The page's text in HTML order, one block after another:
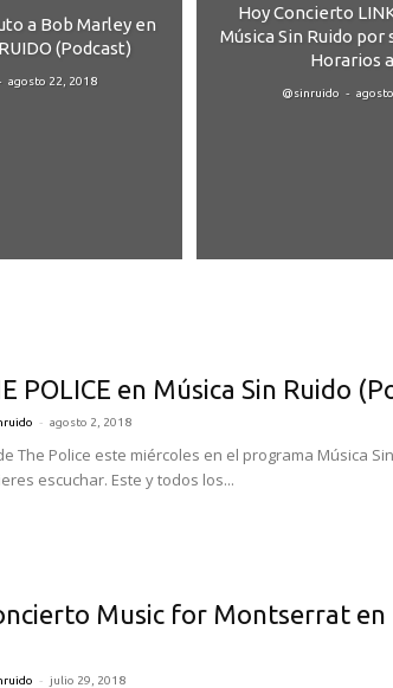
a Bob Marley en
(Podcast)
agosto 22, 2018
Hoy Concierto
Música Sin Ruido por
Horarios
@sinruido -
POLICE en Música Sin Ruido
- agosto 2, 2018
The Police este miércoles en el programa Música
escuchar. Este y todos los...
Music for Montserrat en
- julio 29, 2018